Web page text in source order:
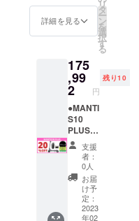
ことを
理解し
た上
で、道
法を
守って
安全に
乗りま
す」 上
記2点に
ついて
同意し
ます。
↑ ↑ ↑ ↑
↑ ↑ ↑ ↑
プレー
ト登録
と、自
賠責保
入し、
実行者
へ確認
写真を
送付し
ます」
「当電
動キッ
クボー
ドは、
原動機
付自転
車（原
付1種）
は、下
記の文
章を
【備考
コピー
＆ペー
ストし
てくだ
さい。
↓ ↓ ↓ ↓
↓ ↓ ↓ ↓
↓ 「当
プロ
ジェク
トの 支
援者 で
ある私
は、事
となり
ます。
※ 【備
考欄】
がない
と支援
ができ
ませ
ん。ま
た製品
をお送
りする
ことが
できま
せん。
個人情
報は厳
守いた
ただけ
る方
へ、下
記を必
みくだ
さい＞
MANTI
S10
PLUSは
公道仕
様の電
動キッ
クボー
ドで
す。法
律上、
原動機
付自転
付自転
車販売
証明書
は、
式でご
登録の
メール
アドレ
ス宛に
お送り
いたし
ます。
＝＝＝
＝＝ ＜
MANTI
S10
PLUSに
興味を
送オプ
ション
を必ず
ご購入
い。 ブ
ルー/オ
フロー
ドタイ
ヤ ：1
台 撥水
バッグ
：1個
レンチ
セッ
ト：1個
※ナン
バープ
レート
売予定
価格
￥219,9
90（税
→
￥175,9
92（税
込・送
料込）
※発送先
が北海
道・沖
縄県・
離島に
なる場
合は、
追加送
料が必
詳細を見る
リ
タ
ー
ン
を
選
択
す
る
175
,99
2 円
残り10
●MANTI
S10
PLUS
＜
20％OF
Ready
Pack
【各色
支援
者：
0人
お届
け予
定：
2023
年02